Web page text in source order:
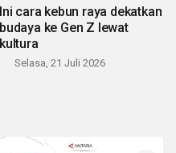
Ini cara kebun raya dekatkan
budaya ke Gen Z lewat
kultura
Selasa, 21 Juli 2026